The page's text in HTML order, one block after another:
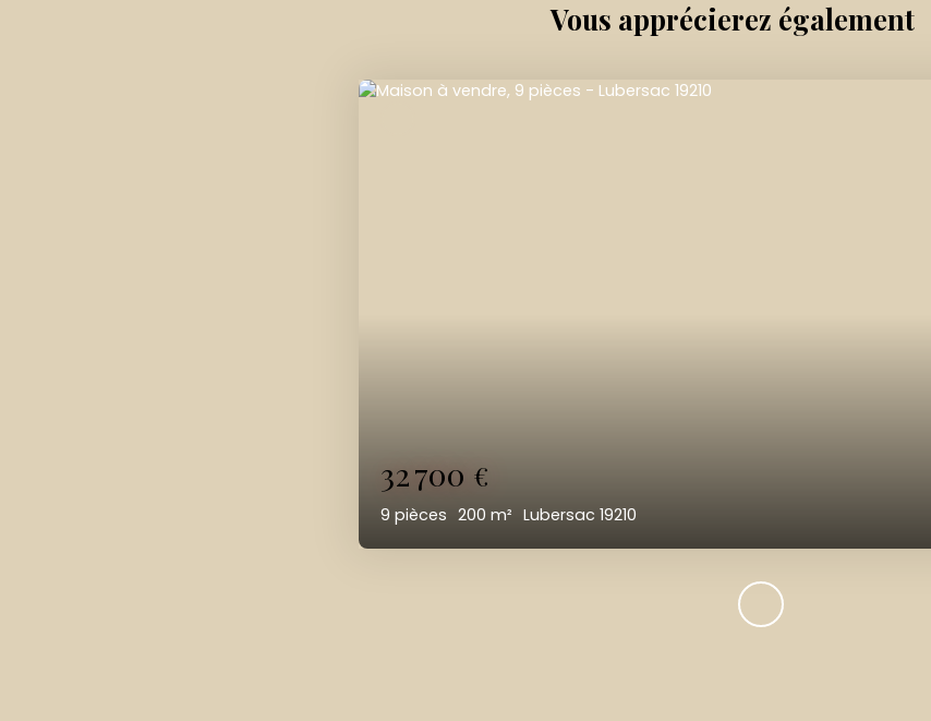
Vous apprécierez également
128 700
8pièces 210m² Lubersac 19210